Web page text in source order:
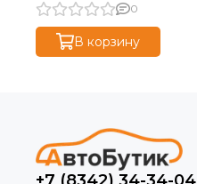
0
В корзину